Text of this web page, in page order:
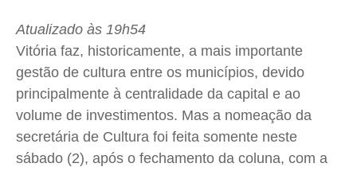
Atualizado às 19h54
Vitória faz, historicamente, a mais importante
gestão de cultura entre os municípios, devido
principalmente à centralidade da capital e ao
volume de investimentos. Mas a nomeação da
secretária de Cultura foi feita somente neste
sábado (2), após o fechamento da coluna, com a